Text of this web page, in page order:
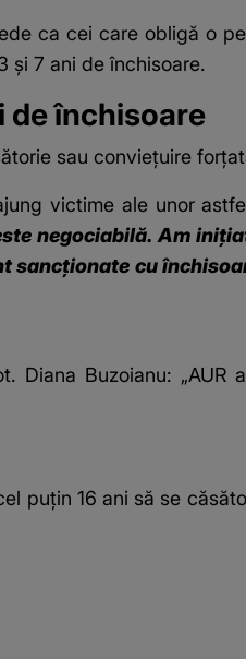
ca cei care obligă o
și 7 ani de închisoare.
de închisoare
sau conviețuire
victime ale unor
negociabilă. Am
sancţionate cu
Diana Buzoianu: „AUR
puțin 16 ani să se